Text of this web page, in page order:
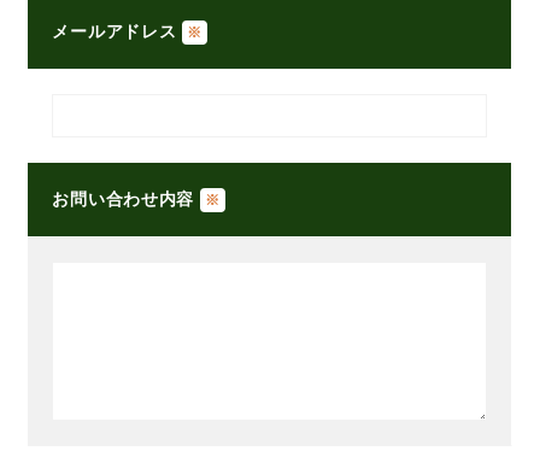
メールアドレス ※
お問い合わせ内容 ※